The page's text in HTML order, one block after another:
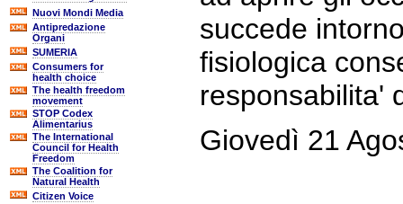
Nuovi Mondi Media
Antipredazione
Organi
SUMERIA
Consumers for
health choice
The health freedom
movement
STOP Codex
Alimentarius
The International
Council for Health
Freedom
The Coalition for
Natural Health
Citizen Voice
succede
fisiologica
responsabilita'
Giovedì 21